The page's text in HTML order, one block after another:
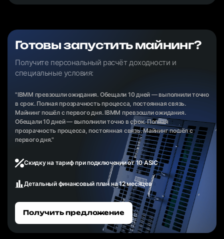
Готовы запустить майнинг?
Получите персональный расчёт доходности и
специальные условия:
"IBMM превзошли ожидания. Обещали 10 дней — выполнили точно
в срок. Полная прозрачность процесса, постоянная связь.
Майнинг пошёл с первого дня. IBMM превзошли ожидания.
Обещали 10 дней — выполнили точно в срок. Полная
прозрачность процесса, постоянная связь. Майнинг пошёл с
первого дня."
Скидку на тариф при подключении от 10 ASIC
Детальный финансовый план на 12 месяцев
Получить предложение